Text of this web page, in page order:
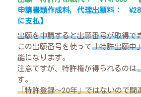
申請書類作成料，代理出願料：
に支払】
出願を申請すると出願番号が取得で
この出願番号を使って「特許出願中
能になります。
注意ですが、特許権が得られるのは
す。
「特許登録〜20年」ではないので間